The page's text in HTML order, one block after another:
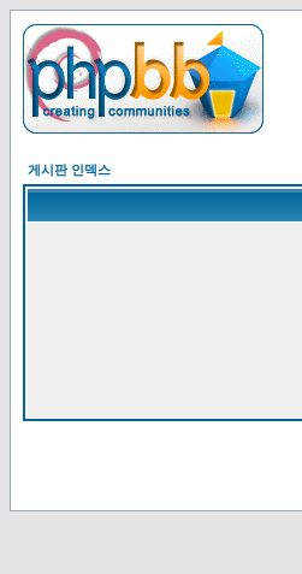
게시판 인덱스